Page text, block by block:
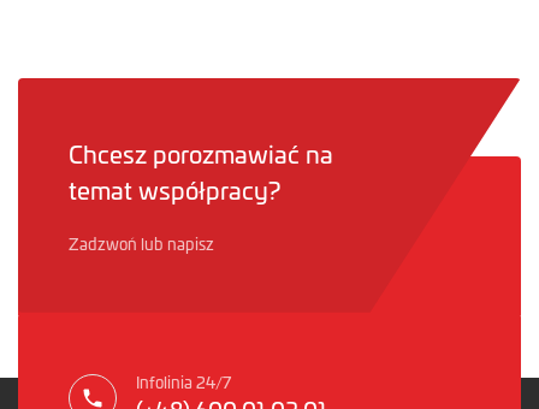
Chcesz porozmawiać na
temat współpracy?
Zadzwoń lub napisz
Infolinia 24/7